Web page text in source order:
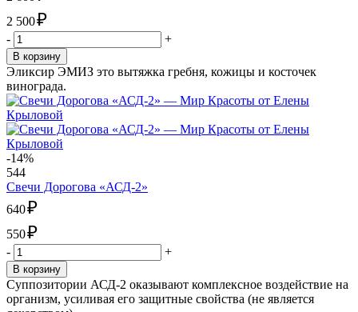
2 500₽
- +
В корзину
​Эликсир ЭМИЗ это вытяжка гребня, кожицы и косточек
винограда.
-14%
544
Свечи Дорогова «АСД-2»
640₽
550₽
- +
В корзину
Суппозитории АСД-2 оказывают комплексное воздействие на
организм, усиливая его защитные свойства (не является